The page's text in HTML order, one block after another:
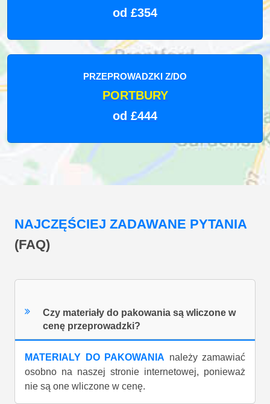
od £354
PRZEPROWADZKI Z/DO
PORTBURY
od £444
NAJCZĘŚCIEJ ZADAWANE PYTANIA
(FAQ)
Czy materiały do pakowania są wliczone w
cenę przeprowadzki?
MATERIALY DO PAKOWANIA należy zamawiać
osobno na naszej stronie internetowej, ponieważ
nie są one wliczone w cenę.